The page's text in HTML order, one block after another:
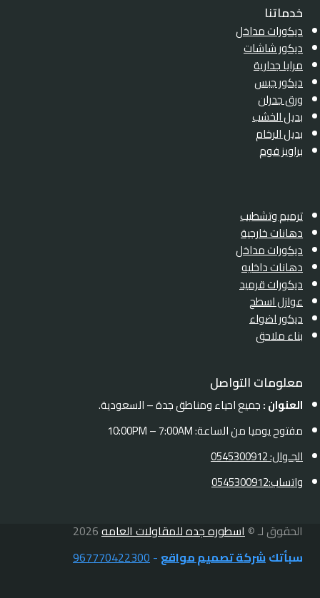
خدماتنا
ديكورات مداخل
ديكور شاشات
مرايا جدارية
ديكور جبس
ورق جدران
بديل الخشب
بديل الرخام
براويز فوم
ترميم وتشطيب
دهانات خارجية
ديكورات مداخل
دهانات داخليه
ديكورات قرميد
عوازل اسطح
ديكور اضواء
بناء ملاحق
معلومات التواصل
العنوان :جميع احياء ومناطق جدة – السعودية.
مفتوح يوميا من الساعة: 10:00PM – 7:00AM
الجـوال: 0545300912
واتساب:0545300912
الحقوق لـ ©اسطوره جده للمقاولات العامه
سبأتكشركة تصميم مواقع -
967770422300